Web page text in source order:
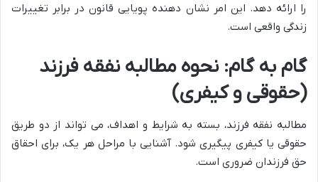
را ارائه دهد. این امر نشان دهنده پویایی قانون در برابر تغییرات
زندگی واقعی است.
گام به گام: نحوه مطالبه نفقه فرزند
(حقوقی و کیفری)
مطالبه نفقه فرزند، بسته به شرایط و اهداف، می تواند از دو طریق
حقوقی یا کیفری پیگیری شود. آشنایی با مراحل هر یک، برای احقاق
حق فرزندان ضروری است.